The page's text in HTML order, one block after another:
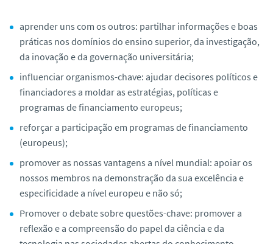
aprender uns com os outros: partilhar informações e boas
práticas nos domínios do ensino superior, da investigação,
da inovação e da governação universitária;
influenciar organismos-chave: ajudar decisores políticos e
financiadores a moldar as estratégias, políticas e
programas de financiamento europeus;
reforçar a participação em programas de financiamento
(europeus);
promover as nossas vantagens a nível mundial: apoiar os
nossos membros na demonstração da sua excelência e
especificidade a nível europeu e não só;
Promover o debate sobre questões-chave: promover a
reflexão e a compreensão do papel da ciência e da